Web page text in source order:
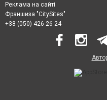
Реклама на сайті
Франшиза "CitySites"
+38 (050) 426 26 24